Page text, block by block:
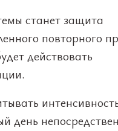
станет защита
повторного
действовать
день